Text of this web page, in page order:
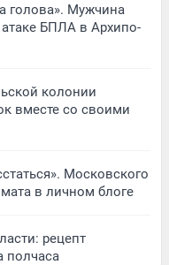
голова». Мужчина
атаке БПЛА в Архипо-
колонии
вместе со своими
Московского
в личном блоге
рецепт
полчаса